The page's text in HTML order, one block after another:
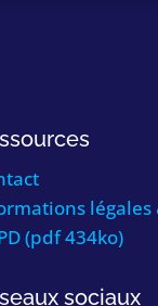
légales
(pdf 434ko)
sociaux